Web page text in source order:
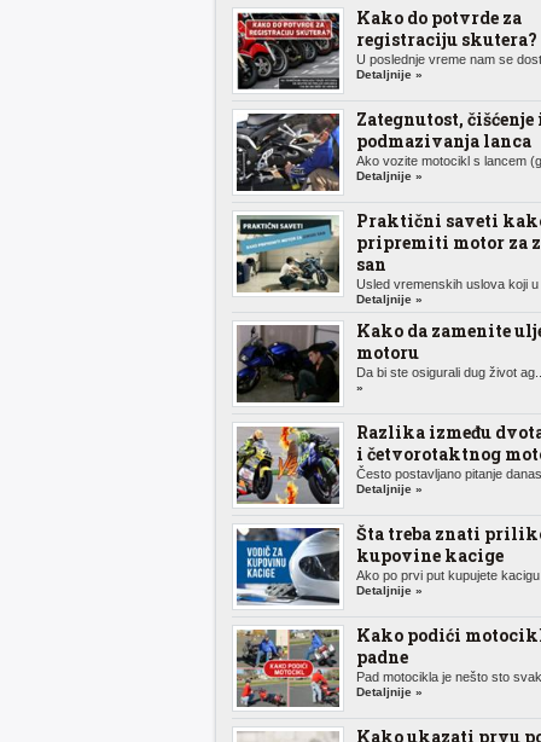
Kako do potvrde za
registraciju skutera?
U poslednje vreme nam se
Detaljnije »
Zategnutost, čišćenje
podmazivanja lanca
Ako vozite motocikl s lancem
Detaljnije »
Praktični saveti
pripremiti motor za
san
Usled vremenskih uslova koji
Detaljnije »
Kako da zamenite
motoru
Da bi ste osigurali dug život
»
Razlika između
i četvorotaktnog
Često postavljano pitanje
Detaljnije »
Šta treba znati
kupovine kacige
Ako po prvi put kupujete
Detaljnije »
Kako podići
padne
Pad motocikla je nešto sto
Detaljnije »
Kako ukazati prvu